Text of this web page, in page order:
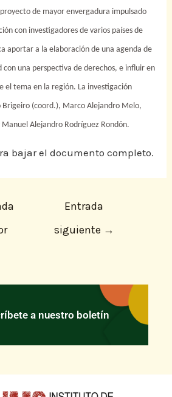
de mayor envergadura impulsado
con investigadores de varios países de
aportar a la elaboración de una agenda de
con una perspectiva de derechos, e influir en
el tema en la región. La investigación
Brigeiro (coord.), Marco Alejandro Melo,
Alejandro Rodríguez Rondón.
bajar el documento completo.
Entrada
siguiente →
a nuestro boletín